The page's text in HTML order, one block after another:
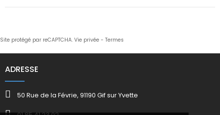
Site protégé par reCAPTCHA. Vie privée - Termes
ADRESSE
50 Rue de la Févrie, 91190 Gif sur Yvette